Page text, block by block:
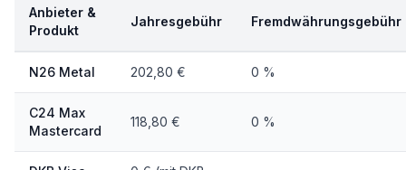
Anbieter &
Produkt
Jahresgebühr Fremdwährungsgebühr
N26 Metal 202,80 € 0 %
C24 Max
Mastercard
118,80 € 0 %